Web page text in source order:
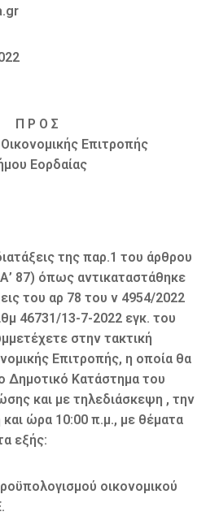
Π Ρ Ο Σ
Επιτροπής
Εορδαίας
της παρ.1 του άρθρου
87) όπως αντικαταστάθηκε
του αρ 78 του ν 4954/2022
46731/13-7-2022 εγκ. του
στην τακτική
Επιτροπής, η οποία θα
Δημοτικό Κατάστημα του
και με τηλεδιάσκεψη , την
και ώρα 10:00 π.μ., με θέματα
εξής:
οικονομικού